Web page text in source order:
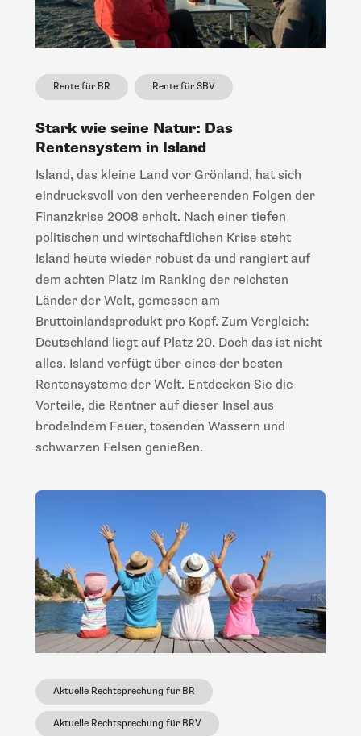
Rente für BR Rente für SBV
Stark wie seine Natur: Das
Rentensystem in Island
Island, das kleine Land vor Grönland, hat sich
eindrucksvoll von den verheerenden Folgen der
Finanzkrise 2008 erholt. Nach einer tiefen
politischen und wirtschaftlichen Krise steht
Island heute wieder robust da und rangiert auf
dem achten Platz im Ranking der reichsten
Länder der Welt, gemessen am
Bruttoinlandsprodukt pro Kopf. Zum Vergleich:
Deutschland liegt auf Platz 20. Doch das ist nicht
alles. Island verfügt über eines der besten
Rentensysteme der Welt. Entdecken Sie die
Vorteile, die Rentner auf dieser Insel aus
brodelndem Feuer, tosenden Wassern und
schwarzen Felsen genießen.
Aktuelle Rechtsprechung für BR
Aktuelle Rechtsprechung für BRV